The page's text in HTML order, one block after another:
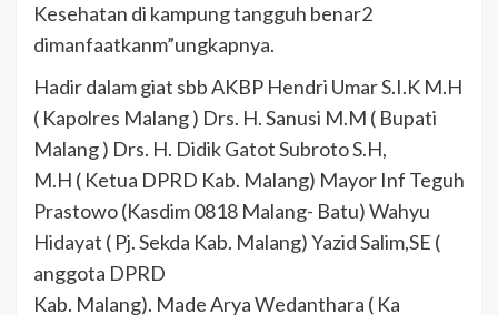
Kesehatan di kampung tangguh benar2
dimanfaatkanm”ungkapnya.
Hadir dalam giat sbb AKBP Hendri Umar S.I.K M.H
( Kapolres Malang ) Drs. H. Sanusi M.M ( Bupati
Malang ) Drs. H. Didik Gatot Subroto S.H,
M.H ( Ketua DPRD Kab. Malang) Mayor Inf Teguh
Prastowo (Kasdim 0818 Malang- Batu) Wahyu
Hidayat ( Pj. Sekda Kab. Malang) Yazid Salim,SE (
anggota DPRD
Kab. Malang). Made Arya Wedanthara ( Ka